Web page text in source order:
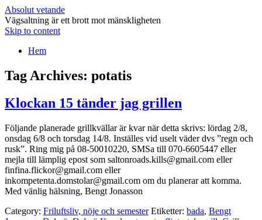
Absolut vetande
Vägsaltning är ett brott mot mänskligheten
Skip to content
Hem
Tag Archives: potatis
Klockan 15 tänder jag grillen
Följande planerade grillkvällar är kvar när detta skrivs: lördag 2/8,
onsdag 6/8 och torsdag 14/8. Inställes vid uselt väder dvs ”regn och
rusk”. Ring mig på 08-50010220, SMSa till 070-6605447 eller
mejla till lämplig epost som saltonroads.kills@gmail.com eller
finfina.flickor@gmail.com eller
inkompetenta.domstolar@gmail.com om du planerar att komma.
Med vänlig hälsning, Bengt Jonasson
Category: Friluftsliv, nöje och semester Etiketter: bada, Bengt